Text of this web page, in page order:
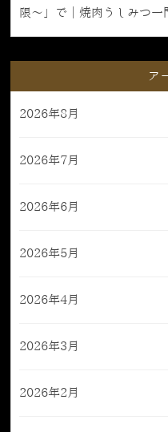
限〜」で｜焼肉うしみつ
ア
2026年8月
2026年7月
2026年6月
2026年5月
2026年4月
2026年3月
2026年2月